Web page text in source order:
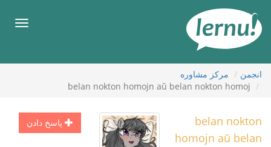
محتوا
انجمن
مركز مشاوره
belan nokton homojn aŭ belan nokton homoj
پاسخ دادن
belan nokton
homojn aŭ belan